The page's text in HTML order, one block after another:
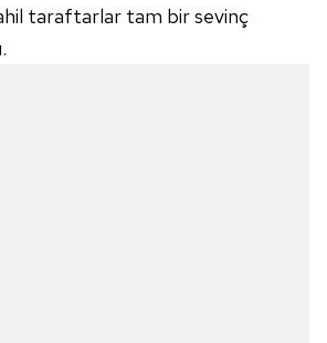
taraftarlar tam bir sevinç